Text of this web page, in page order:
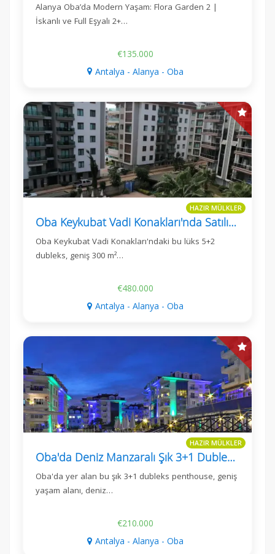
Alanya Oba’da Modern Yaşam: Flora Garden 2 |
İskanlı ve Full Eşyalı 2+…
€135.000
Antalya - Alanya - Oba
HAZIR MÜLKLER
Oba Keykubat Vadi Konakları'nda Satılık Lüks 5+2 Dubleks
Oba Keykubat Vadi Konakları'ndaki bu lüks 5+2
dubleks, geniş 300 m²…
€480.000
Antalya - Alanya - Oba
HAZIR MÜLKLER
Oba'da Deniz Manzaralı Şık 3+1 Dubleks Penthouse
Oba'da yer alan bu şık 3+1 dubleks penthouse, geniş
yaşam alanı, deniz…
€210.000
Antalya - Alanya - Oba